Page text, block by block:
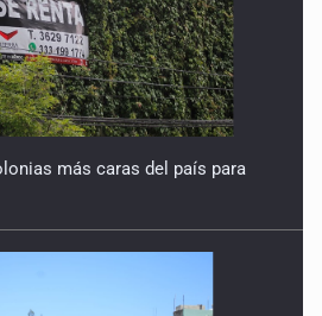
más caras del país para